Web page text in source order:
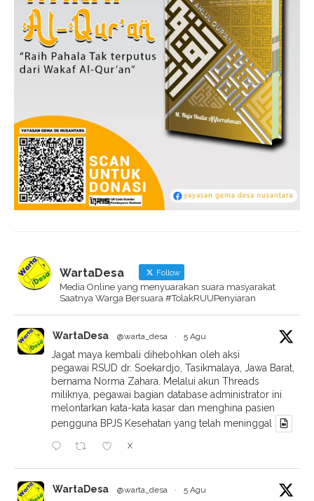
WartaDesa Follow
Media Online yang menyuarakan suara masyarakat
Saatnya Warga Bersuara #TolakRUUPenyiaran
WartaDesa @warta_desa · 5 Agu
Jagat maya kembali dihebohkan oleh aksi
pegawai RSUD dr. Soekardjo, Tasikmalaya, Jawa Barat,
bernama Norma Zahara. Melalui akun Threads
miliknya, pegawai bagian database administrator ini
melontarkan kata-kata kasar dan menghina pasien
pengguna BPJS Kesehatan yang telah meninggal
X
WartaDesa @warta_desa · 5 Agu